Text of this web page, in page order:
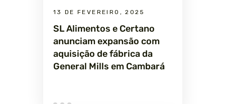
13 DE FEVEREIRO, 2025
SL Alimentos e Certano
anunciam expansão com
aquisição de fábrica da
General Mills em Cambará